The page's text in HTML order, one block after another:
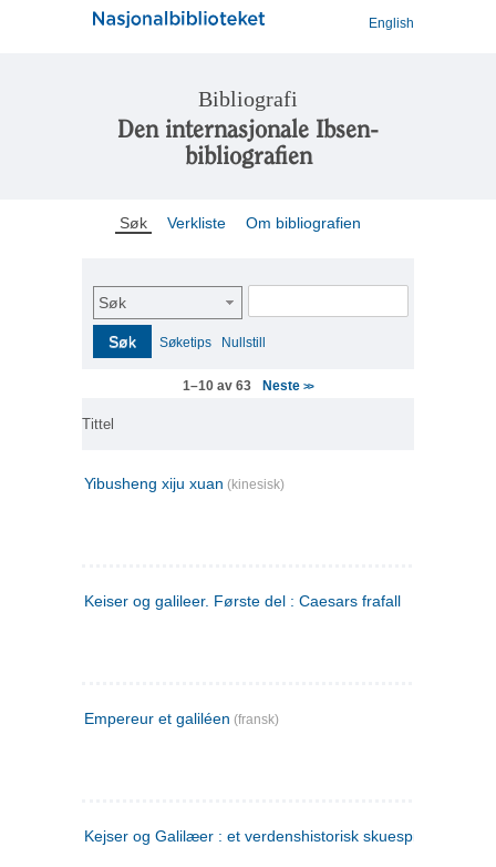
English
Bibliografi
Den internasjonale Ibsen-
bibliografien
Søk Verkliste Om bibliografien
Søk
Søk Søketips Nullstill
1–10 av 63 Neste>>
Tittel
Yibusheng xiju xuan (kinesisk)
Keiser og galileer. Første del : Caesars frafall
Empereur et galiléen (fransk)
Kejser og Galilæer : et verdenshistorisk skuespil